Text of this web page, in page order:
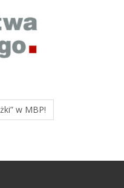
w MBP!